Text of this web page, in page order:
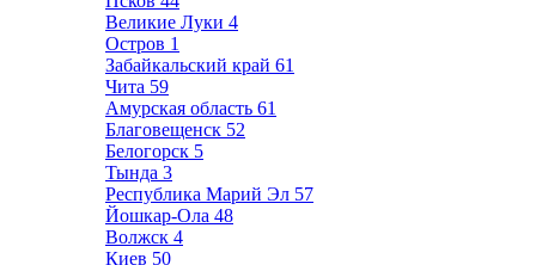
Великие Луки 4
Остров 1
Забайкальский край 61
Чита 59
Амурская область 61
Благовещенск 52
Белогорск 5
Тында 3
Республика Марий Эл 57
Йошкар-Ола 48
Волжск 4
Киев 50